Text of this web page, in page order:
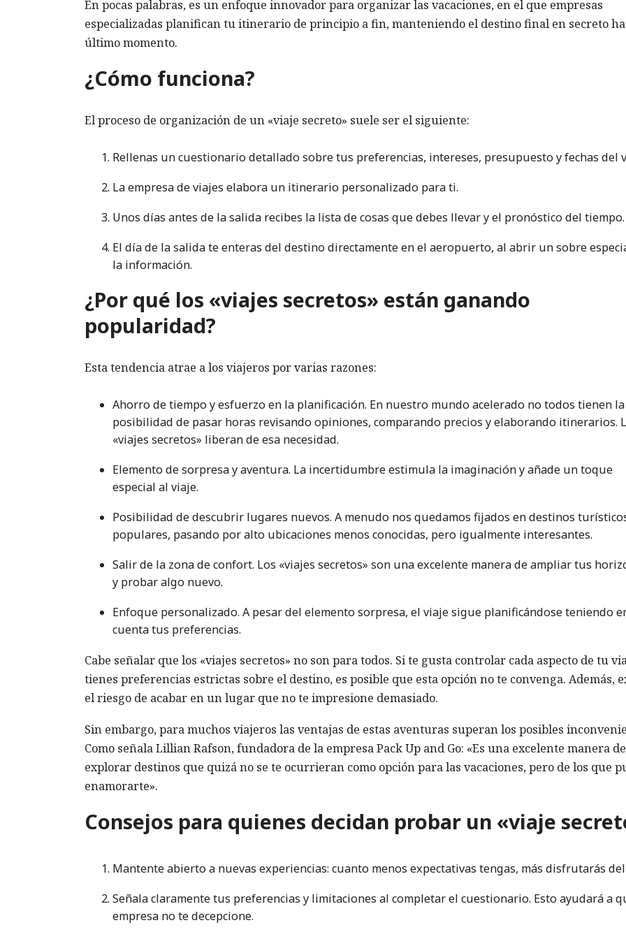
En pocas palabras, es un enfoque innovador para organizar las vacaciones, en el que empresas
especializadas planifican tu itinerario de principio a fin, manteniendo el destino final en secreto
último momento.
¿Cómo funciona?
El proceso de organización de un «viaje secreto» suele ser el siguiente:
Rellenas un cuestionario detallado sobre tus preferencias, intereses, presupuesto y fechas del
La empresa de viajes elabora un itinerario personalizado para ti.
Unos días antes de la salida recibes la lista de cosas que debes llevar y el pronóstico del tiempo.
El día de la salida te enteras del destino directamente en el aeropuerto, al abrir un sobre
la información.
¿Por qué los «viajes secretos» están ganando
popularidad?
Esta tendencia atrae a los viajeros por varias razones:
Ahorro de tiempo y esfuerzo en la planificación. En nuestro mundo acelerado no todos tienen la
posibilidad de pasar horas revisando opiniones, comparando precios y elaborando itinerarios.
«viajes secretos» liberan de esa necesidad.
Elemento de sorpresa y aventura. La incertidumbre estimula la imaginación y añade un toque
especial al viaje.
Posibilidad de descubrir lugares nuevos. A menudo nos quedamos fijados en destinos
populares, pasando por alto ubicaciones menos conocidas, pero igualmente interesantes.
Salir de la zona de confort. Los «viajes secretos» son una excelente manera de ampliar tus
y probar algo nuevo.
Enfoque personalizado. A pesar del elemento sorpresa, el viaje sigue planificándose teniendo
cuenta tus preferencias.
Cabe señalar que los «viajes secretos» no son para todos. Si te gusta controlar cada aspecto de tu
tienes preferencias estrictas sobre el destino, es posible que esta opción no te convenga. Además,
el riesgo de acabar en un lugar que no te impresione demasiado.
Sin embargo, para muchos viajeros las ventajas de estas aventuras superan los posibles
Como señala Lillian Rafson, fundadora de la empresa Pack Up and Go: «Es una excelente manera de
explorar destinos que quizá no se te ocurrieran como opción para las vacaciones, pero de los que
enamorarte».
Consejos para quienes decidan probar un «viaje
Mantente abierto a nuevas experiencias: cuanto menos expectativas tengas, más disfrutarás
Señala claramente tus preferencias y limitaciones al completar el cuestionario. Esto ayudará a
empresa no te decepcione.